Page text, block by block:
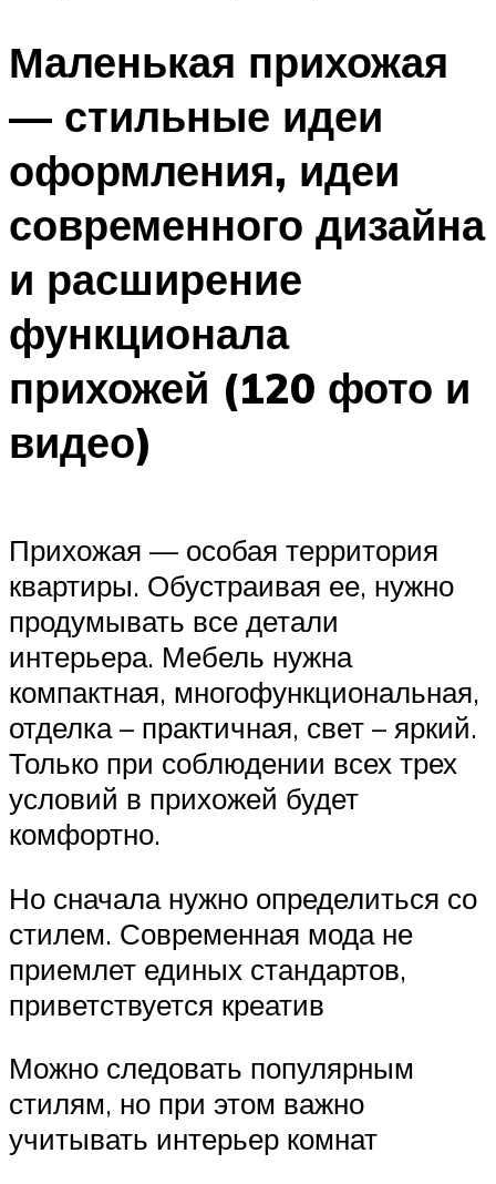
Маленькая прихожая
— стильные идеи
оформления, идеи
современного дизайна
и расширение
функционала
прихожей (120 фото и
видео)
Прихожая — особая территория
квартиры. Обустраивая ее, нужно
продумывать все детали
интерьера. Мебель нужна
компактная, многофункциональная,
отделка – практичная, свет – яркий.
Только при соблюдении всех трех
условий в прихожей будет
комфортно.
Но сначала нужно определиться со
стилем. Современная мода не
приемлет единых стандартов,
приветствуется креатив
Можно следовать популярным
стилям, но при этом важно
учитывать интерьер комнат